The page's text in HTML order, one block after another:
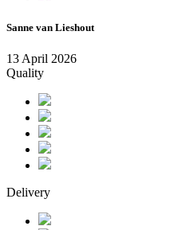
Sanne van Lieshout
13 April 2026
Quality
Delivery